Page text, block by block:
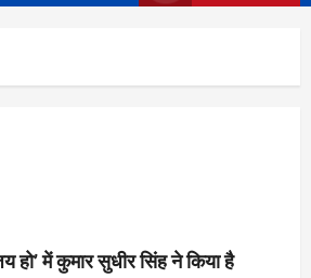
हो’ में कुमार सुधीर सिंह ने किया है